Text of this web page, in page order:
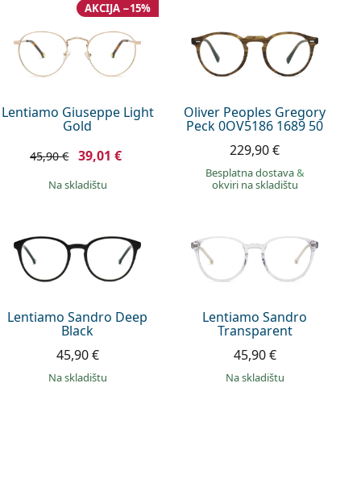
Lentiamo Giuseppe Light
Gold
AKCIJA −15%
45,90 € 39,01 €
na skladištu
Oliver Peoples Gregory
Peck 0OV5186 1689 50
229,90 €
Besplatna dostava&
okviri na skladištu
Lentiamo Sandro Deep
Black
45,90 €
na skladištu
Lentiamo Sandro
Transparent
45,90 €
na skladištu